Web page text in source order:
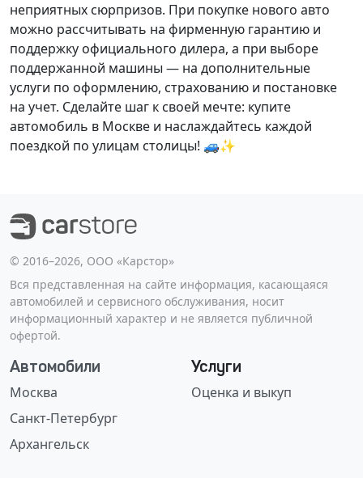
неприятных сюрпризов. При покупке нового авто
можно рассчитывать на фирменную гарантию и
поддержку официального дилера, а при выборе
поддержанной машины — на дополнительные
услуги по оформлению, страхованию и постановке
на учет. Сделайте шаг к своей мечте: купите
автомобиль в Москве и наслаждайтесь каждой
поездкой по улицам столицы! 🚙✨
©️ 2016–2026, ООО «Карстор»
Вся представленная на сайте информация, касающаяся
автомобилей и сервисного обслуживания, носит
информационный характер и не является публичной
офертой.
Автомобили
Москва
Санкт-Петербург
Архангельск
Услуги
Оценка и выкуп